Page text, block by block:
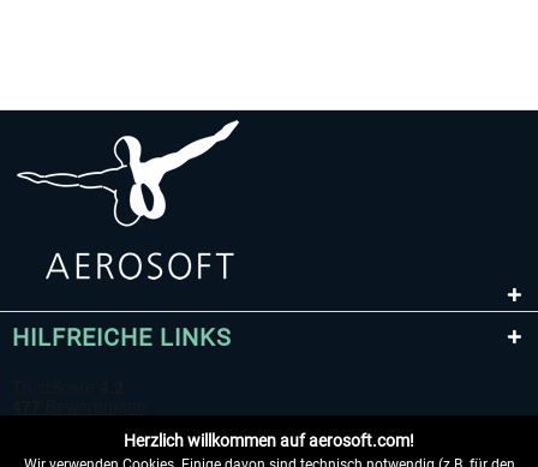
HILFREICHE LINKS
Herzlich willkommen auf aerosoft.com!